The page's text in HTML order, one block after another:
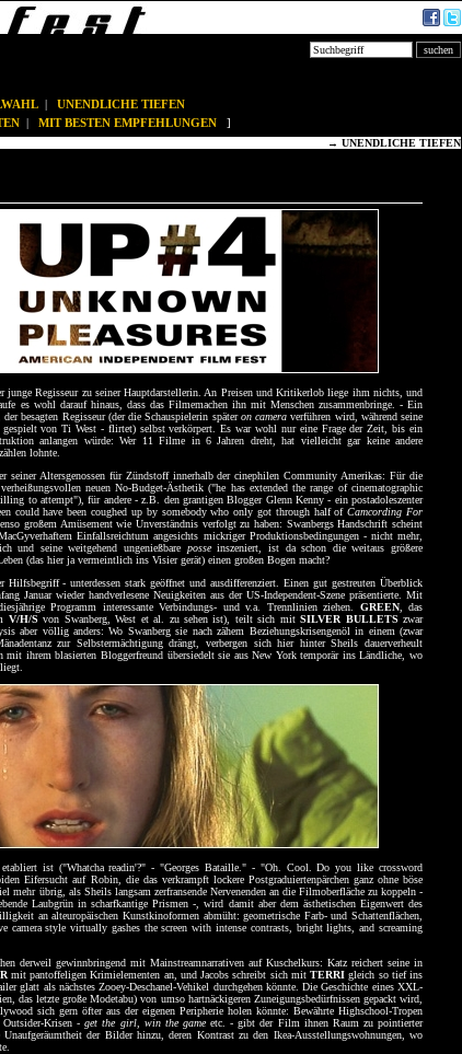
| UNENDLICHE TIEFEN
| MIT BESTEN EMPFEHLUNGEN ]
→ UNENDLICHE TIEFEN
junge Regisseur zu seiner Hauptdarstellerin. An Preisen und Kritikerlob liege ihm nichts, und
es wohl darauf hinaus, dass das Filmemachen ihn mit Menschen zusammenbringe. - Ein
besagten Regisseur (der die Schauspielerin späteron camera verführen wird, während seine
gespielt von Ti West - flirtet) selbst verkörpert. Es war wohl nur eine Frage der Zeit, bis ein
anlangen würde: Wer 11 Filme in 6 Jahren dreht, hat vielleicht gar keine andere
lohnte.
seiner Altersgenossen für Zündstoff innerhalb der cinephilen Community Amerikas: Für die
neuen No-Budget-Ästhetik ("he has extended the range of cinematographic
to attempt"), für andere - z.B. den grantigen Blogger Glenn Kenny - ein postadoleszenter
could have been coughed up by somebody who only got through half ofCamcording For
großem Amüsement wie Unverständnis verfolgt zu haben: Swanbergs Handschrift scheint
Einfallsreichtum angesichts mickriger Produktionsbedingungen - nicht mehr,
und seine weitgehend ungenießbare posseinszeniert, ist da schon die weitaus größere
(das hier ja vermeintlich ins Visier gerät) einen großen Bogen macht?
- unterdessen stark geöffnet und ausdifferenziert. Einen gut gestreuten Überblick
Januar wieder handverlesene Neuigkeiten aus der US-Independent-Szene präsentierte. Mit
Programm interessante Verbindungs- und v.a. Trennlinien ziehen. GREEN, das
V/H/S von Swanberg, West et al. zu sehen ist), teilt sich mitSILVER BULLETS zwar
aber völlig anders: Wo Swanberg sie nach zähem Beziehungskrisengenöl in einem (zwar
zur Selbstermächtigung drängt, verbergen sich hier hinter Sheils dauerverheult
mit ihrem blasierten Bloggerfreund übersiedelt sie aus New York temporär ins Ländliche, wo
etabliert ist ("Whatcha readin'?" - "Georges Bataille." - "Oh. Cool. Do you like crossword
Eifersucht auf Robin, die das verkrampft lockere Postgraduiertenpärchen ganz ohne böse
übrig, als Sheils langsam zerfransende Nervenenden an die Filmoberfläche zu koppeln -
Laubgrün in scharfkantige Prismen -, wird damit aber dem ästhetischen Eigenwert des
an alteuropäischen Kunstkinoformen abmüht: geometrische Farb- und Schattenflächen,
camera style virtually gashes the screen with intense contrasts, bright lights, and screaming
derweil gewinnbringend mit Mainstreamnarrativen auf Kuschelkurs: Katz reichert seine in
mit pantoffeligen Krimielementen an, und Jacobs schreibt sich mit TERRI gleich so tief ins
glatt als nächstes Zooey-Deschanel-Vehikel durchgehen könnte. Die Geschichte eines XXL-
das letzte große Modetabu) von umso hartnäckigeren Zuneigungsbedürfnissen gepackt wird,
sich gern öfter aus der eigenen Peripherie holen könnte: Bewährte Highschool-Tropen
Outsider-Krisen -get the girl, win the gameetc. - gibt der Film ihnen Raum zu pointierter
der Bilder hinzu, deren Kontrast zu den Ikea-Ausstellungswohnungen, wo